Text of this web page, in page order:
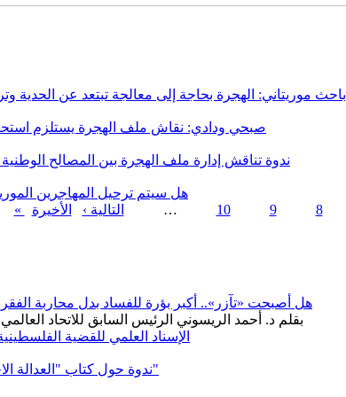
باحث موريتاني: الهجرة بحاجة إلى معالجة تبتعد عن الحدية
صبحي ودادي: نقاش ملف الهجرة يستلزم
ندوة تناقش إدارة ملف الهجرة بين المصالح الوطنية
هل سيتم ترحيل المهاجرين
8
9
10
… التالية ›
هل أصبحت «تآزر».. أكبر بؤرة للفساد بدل محاربة
الإسناد العلمي للقضية
ندوة حول كتاب "العدالة الاجتماعية في الإسلام"